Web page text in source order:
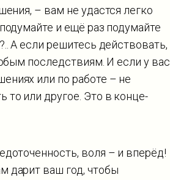
– вам не удастся легко
и ещё раз подумайте
А если решитесь действовать,
последствиям. И если у вас
или по работе – не
то или другое. Это в конце-
воля – и вперёд!
дарит ваш год, чтобы